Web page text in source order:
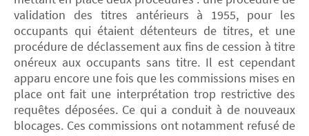
validation des titres antérieurs à 1955, pour les
occupants qui étaient détenteurs de titres, et une
procédure de déclassement aux fins de cession à titre
onéreux aux occupants sans titre. Il est cependant
apparu encore une fois que les commissions mises en
place ont fait une interprétation trop restrictive des
requêtes déposées. Ce qui a conduit à de nouveaux
blocages. Ces commissions ont notamment refusé de